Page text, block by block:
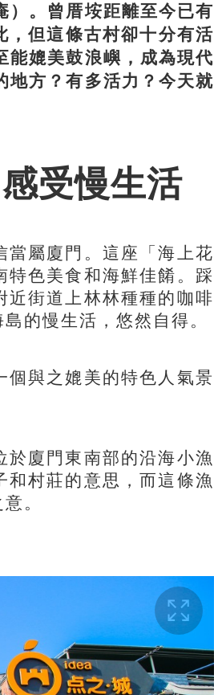
）。曾厝垵距離至今已有
但這條古村卻十分有活
能媲美鼓浪嶼，成為現代
地方？有多活力？今天就
受慢生活
屬廈門。這座「海上花
特色美食和海鮮佳餚。踩
近街道上林林種種的咖啡
的慢生活，悠然自得。
與之媲美的特色人氣景
於廈門東南部的沿海小漁
村莊的意思，而這條漁
。